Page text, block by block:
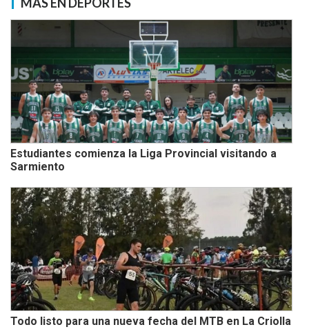
MÁS EN DEPORTES
Estudiantes comienza la Liga Provincial visitando a
Sarmiento
Todo listo para una nueva fecha del MTB en La Criolla